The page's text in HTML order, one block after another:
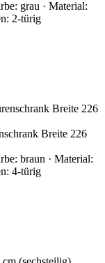
grau · Material:
2-türig
Breite 226
braun · Material:
4-türig